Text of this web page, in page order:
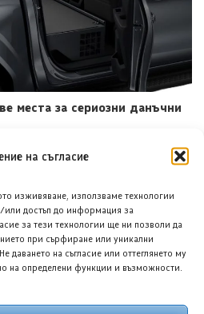
на съгласие
изживяване, използваме технологии
или достъп до информация за
за тези технологии ще ни позволи да
при сърфиране или уникални
даването на съгласие или оттеглянето му
на определени функции и възможности.
места за сериозни данъчни